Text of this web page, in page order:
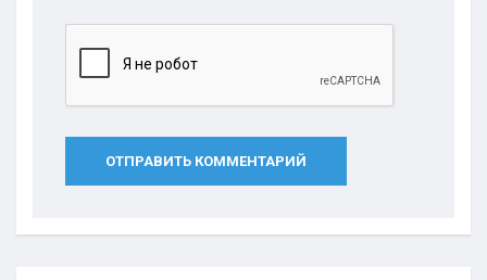
ОТПРАВИТЬ КОММЕНТАРИЙ